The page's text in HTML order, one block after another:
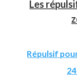
Les
Répulsif